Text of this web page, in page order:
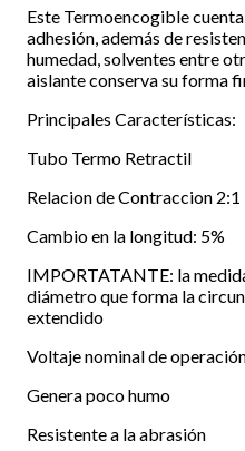
Este Termoencogible
adhesión, además de
humedad, solventes entre
aislante conserva su forma
Principales Características:
Tubo Termo Retractil
Relacion de Contraccion 2:1
Cambio en la longitud: 5%
IMPORTATANTE: la
diámetro que forma la
extendido
Voltaje nominal de
Genera poco humo
Resistente a la abrasión